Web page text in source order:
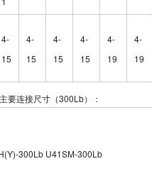
4-
15
4-
15
4-
15
4-
15
4-
19
4-
19
要连接尺寸（300Lb）：
300Lb U41SM-300Lb